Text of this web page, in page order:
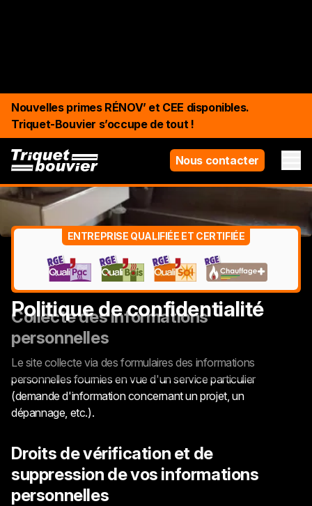
Nouvelles primes RÉNOV’ et CEE disponibles.
Triquet-Bouvier s’occupe de tout !
Nous contacter
Politique de confidentialité
ENTREPRISE QUALIFIÉE ET CERTIFIÉE
Collecte des informations
personnelles
Le site collecte via des formulaires des informations
personnelles fournies en vue d'un service particulier
(demande d'information concernant un projet, un
dépannage, etc.).
Droits de vérification et de
suppression de vos informations
personnelles